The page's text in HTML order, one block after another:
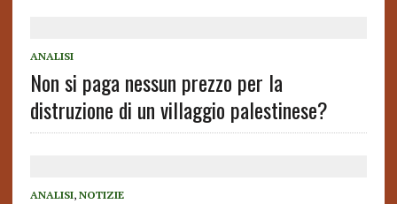
ANALISI
Non si paga nessun prezzo per la
distruzione di un villaggio palestinese?
ANALISI, NOTIZIE